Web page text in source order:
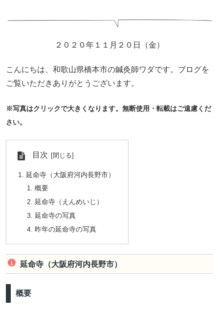
２０２０年１１月２０日（金）
こんにちは、和歌山県橋本市の鍼灸師ワダです。ブログを
ご覧いただきありがとうございます。
※写真はクリックで大きくなります。無断使用・転載はご遠慮くだ
さい。
目次
延命寺（大阪府河内長野市）
概要
延命寺（えんめいじ）
延命寺の写真
昨年の延命寺の写真
延命寺（大阪府河内長野市）
概要